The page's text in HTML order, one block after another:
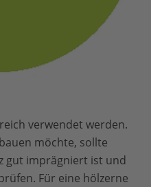
verwendet werden.
möchte, sollte
gut imprägniert ist und
Für eine hölzerne